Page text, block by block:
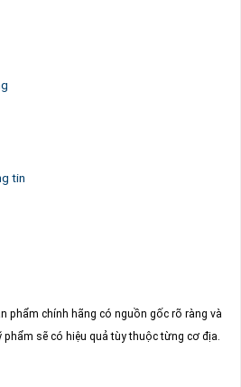
tin
phẩm chính hãng có nguồn gốc rõ ràng và
phẩm sẽ có hiệu quả tùy thuộc từng cơ địa.